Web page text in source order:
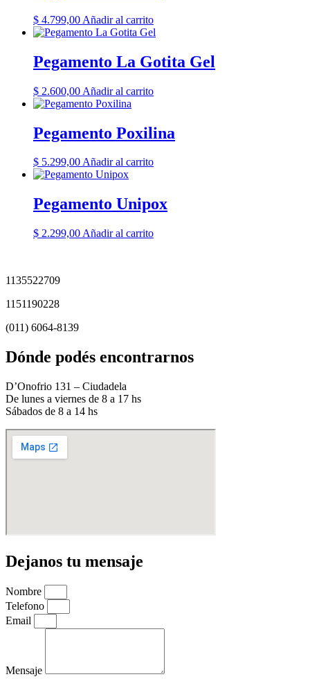
$ 4.799,00 Añadir al carrito
Pegamento La Gotita Gel
$ 2.600,00 Añadir al carrito
Pegamento Poxilina
$ 5.299,00Añadir al carrito
Pegamento Unipox
$ 2.299,00 Añadir al carrito
1135522709
1151190228
(011) 6064-8139
Dónde podés encontrarnos
D’Onofrio 131 – Ciudadela
De lunes a viernes de 8 a 17 hs
Sábados de 8 a 14 hs
Dejanos tu mensaje
Nombre
Telefono
Email
Mensaje